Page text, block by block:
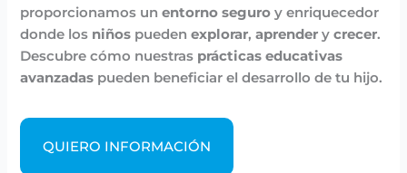
proporcionamos unentorno seguro y enriquecedor
donde los niños puedenexplorar,aprender ycrecer.
Descubre cómo nuestras prácticas educativas
avanzadas pueden beneficiar el desarrollo de tu hijo.
QUIERO INFORMACIÓN